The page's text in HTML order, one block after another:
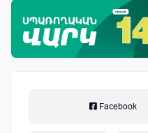
Facebook